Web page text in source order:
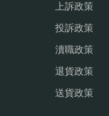
上訴政策
投訴政策
瀆職政策
退貨政策
送貨政策